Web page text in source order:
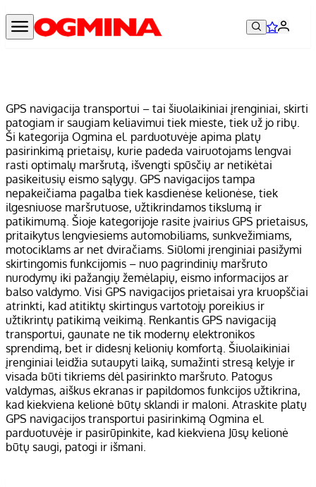
GPS navigacija transportui – tai šiuolaikiniai įrenginiai, skirti
patogiam ir saugiam keliavimui tiek mieste, tiek už jo ribų.
Ši kategorija Ogmina el. parduotuvėje apima platų
pasirinkimą prietaisų, kurie padeda vairuotojams lengvai
rasti optimalų maršrutą, išvengti spūsčių ar netikėtai
pasikeitusių eismo sąlygų. GPS navigacijos tampa
nepakeičiama pagalba tiek kasdienėse kelionėse, tiek
ilgesniuose maršrutuose, užtikrindamos tikslumą ir
patikimumą. Šioje kategorijoje rasite įvairius GPS prietaisus,
pritaikytus lengviesiems automobiliams, sunkvežimiams,
motociklams ar net dviračiams. Siūlomi įrenginiai pasižymi
skirtingomis funkcijomis – nuo pagrindinių maršruto
nurodymų iki pažangių žemėlapių, eismo informacijos ar
balso valdymo. Visi GPS navigacijos prietaisai yra kruopščiai
atrinkti, kad atitiktų skirtingus vartotojų poreikius ir
užtikrintų patikimą veikimą. Renkantis GPS navigaciją
transportui, gaunate ne tik modernų elektronikos
sprendimą, bet ir didesnį kelionių komfortą. Šiuolaikiniai
įrenginiai leidžia sutaupyti laiką, sumažinti stresą kelyje ir
visada būti tikriems dėl pasirinkto maršruto. Patogus
valdymas, aiškus ekranas ir papildomos funkcijos užtikrina,
kad kiekviena kelionė būtų sklandi ir maloni. Atraskite platų
GPS navigacijos transportui pasirinkimą Ogmina el.
parduotuvėje ir pasirūpinkite, kad kiekviena Jūsų kelionė
būtų saugi, patogi ir išmani.